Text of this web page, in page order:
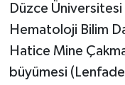
Düzce Üniversitesi
Hematoloji Bilim
Hatice Mine
büyümesi